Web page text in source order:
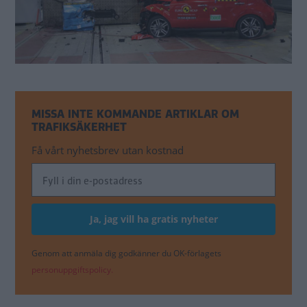
MISSA INTE KOMMANDE ARTIKLAR OM
TRAFIKSÄKERHET
Få vårt nyhetsbrev utan kostnad
Genom att anmäla dig godkänner du OK-förlagets
personuppgiftspolicy.